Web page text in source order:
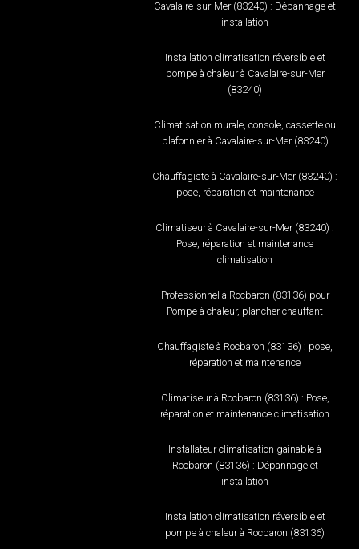
Cavalaire-sur-Mer (83240) : Dépannage et
installation
Installation climatisation réversible et
pompe à chaleur à Cavalaire-sur-Mer
(83240)
Climatisation murale, console, cassette ou
plafonnier à Cavalaire-sur-Mer (83240)
Chauffagiste à Cavalaire-sur-Mer (83240) :
pose, réparation et maintenance
Climatiseur à Cavalaire-sur-Mer (83240) :
Pose, réparation et maintenance
climatisation
Professionnel à Rocbaron (83136) pour
Pompe à chaleur, plancher chauffant
Chauffagiste à Rocbaron (83136) : pose,
réparation et maintenance
Climatiseur à Rocbaron (83136) : Pose,
réparation et maintenance climatisation
Installateur climatisation gainable à
Rocbaron (83136) : Dépannage et
installation
Installation climatisation réversible et
pompe à chaleur à Rocbaron (83136)